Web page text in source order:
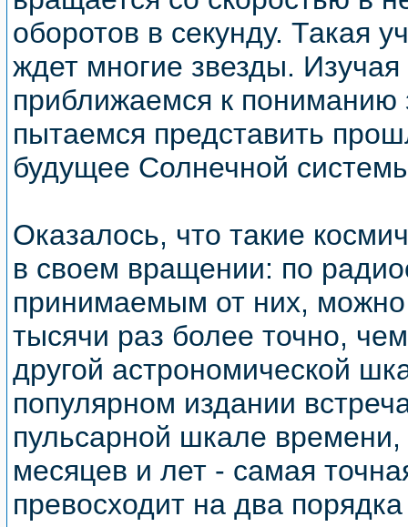
оборотов в секунду. Такая
ждет многие звезды.
приближаемся к пониманию
пытаемся представить
будущее Солнечной
Оказалось, что такие
в своем вращении: по
принимаемым от них,
тысячи раз более точно,
другой астрономической
популярном издании
пульсарной шкале
месяцев и лет - самая
превосходит на два